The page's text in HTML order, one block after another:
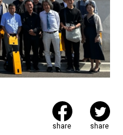
share share